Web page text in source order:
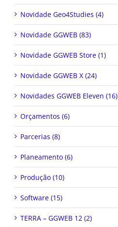
Novidade Geo4Studies (4)
Novidade GGWEB (83)
Novidade GGWEB Store (1)
Novidade GGWEB X (24)
Novidades GGWEB Eleven (16)
Orçamentos (6)
Parcerias (8)
Planeamento (6)
Produção (10)
Software (15)
TERRA – GGWEB 12 (2)